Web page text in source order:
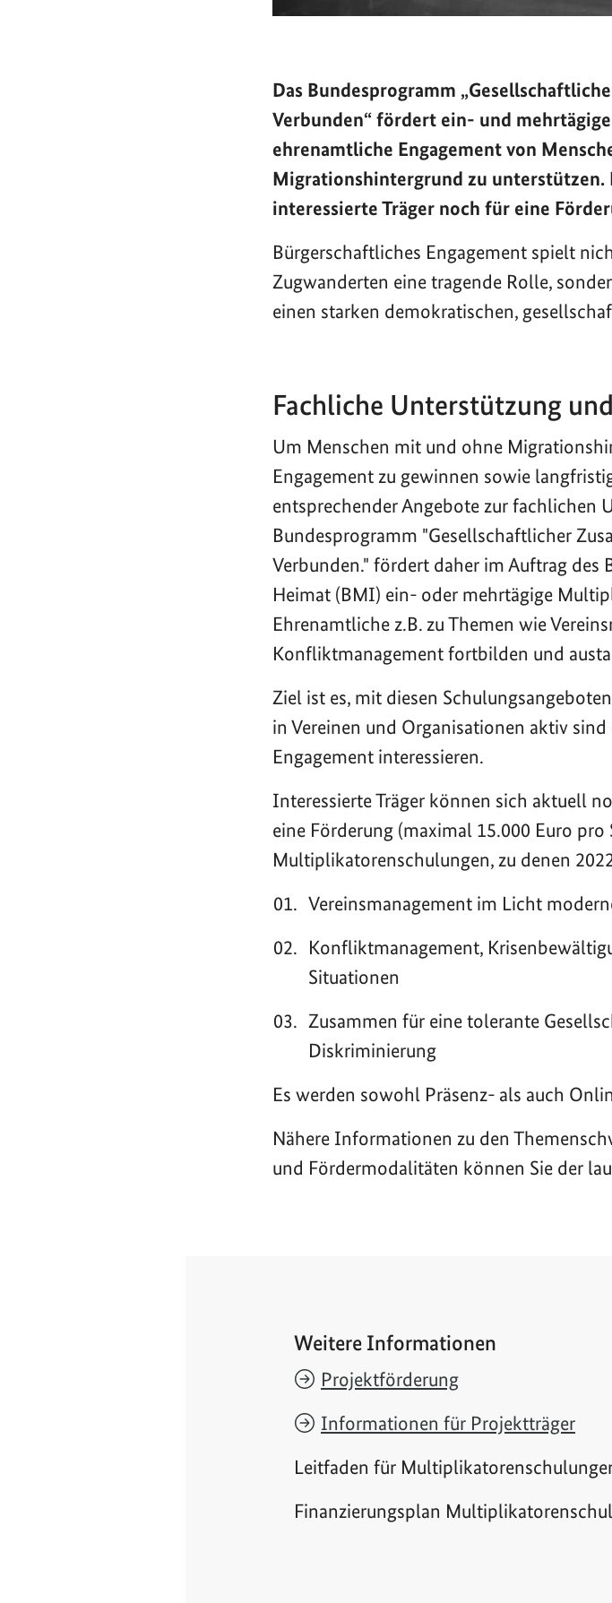
Das Bundesprogramm
Verbunden“ fördert ein- und
ehrenamtliche Engagement von
Migrationshintergrund zu unterstützen.
interessierte Träger noch für eine
Bürgerschaftliches Engagement spielt
Zugwanderten eine tragende Rolle,
einen starken demokratischen,
Fachliche Unterstützung
Um Menschen mit und ohne
Engagement zu gewinnen sowie
entsprechender Angebote zur fachlichen
Bundesprogramm "Gesellschaftlicher
Verbunden." fördert daher im Auftrag
Heimat (BMI) ein- oder mehrtägige
Ehrenamtliche z.B. zu Themen wie
Konfliktmanagement fortbilden und
Ziel ist es, mit diesen
in Vereinen und Organisationen aktiv
Engagement interessieren.
Interessierte Träger können sich aktuell
eine Förderung (maximal 15.000 Euro
Multiplikatorenschulungen, zu denen
Vereinsmanagement im Licht
Konfliktmanagement,
Situationen
Zusammen für eine tolerante
Diskriminierung
Es werden sowohl Präsenz- als auch
Nähere Informationen zu den
und Fördermodalitäten können Sie der
Weitere Informationen
Projektförderung
Informationen für Projektträger
Leitfaden für
Finanzierungsplan